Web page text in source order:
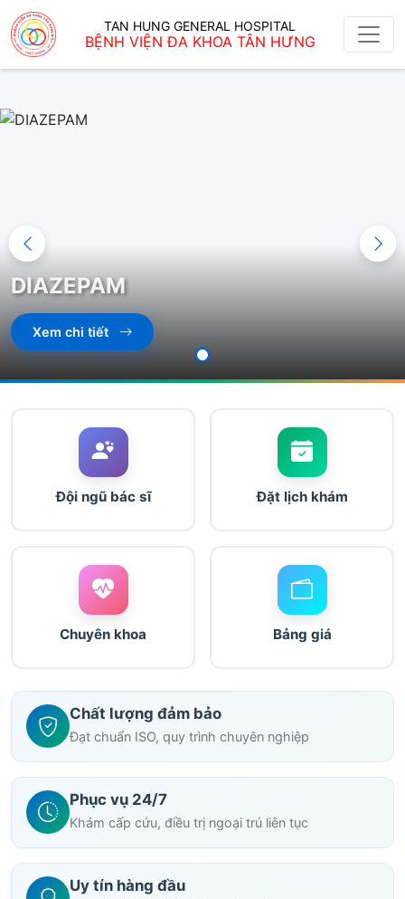
TAN HUNG GENERAL HOSPITAL
BỆNH VIỆN ĐA KHOA TÂN HƯNG
DIAZEPAM
Xem chi tiết
Đội ngũ bác sĩ Đặt lịch khám
Chuyên khoa Bảng giá
Chất lượng đảm bảo
Đạt chuẩn ISO, quy trình chuyên nghiệp
Phục vụ 24/7
Khám cấp cứu, điều trị ngoại trú liên tục
Uy tín hàng đầu